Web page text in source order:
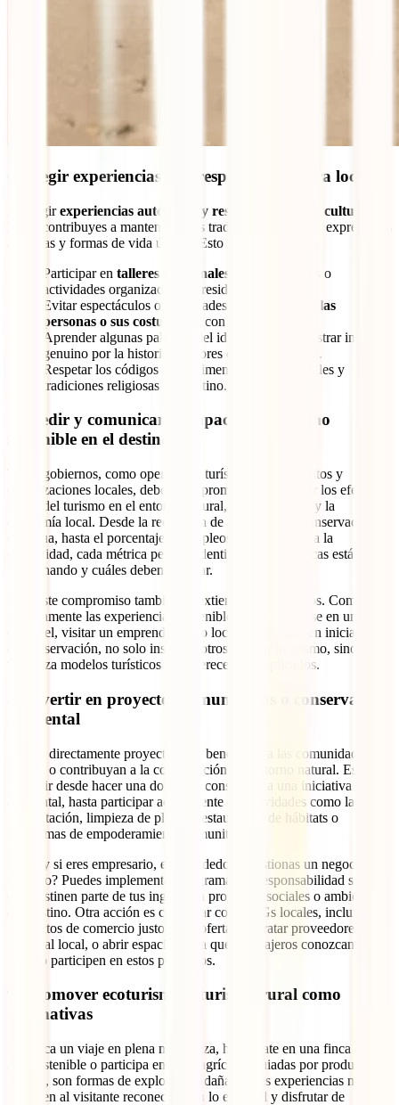
6. Elegir experiencias que respeten la cultura local
Al elegirexperiencias auténticas y respetuosas con la cultura
, contribuyes a mantener vivas tradiciones, lenguas, expresiones
artísticas y formas de vida únicas. Esto implica:
Participar en talleres artesanales
, rutas culturales o
actividades organizadas por residentes.
Evitar espectáculos o actividades que
exploten a las
personas o sus costumbres
con fines turísticos.
Aprender algunas palabras del idioma local y mostrar interés
genuino por la historia y valores de la comunidad.
Respetar los códigos de vestimenta, normas sociales y
tradiciones religiosas del destino.
7. Medir y comunicar el impacto del turismo
sostenible en el destino
Tanto gobiernos, como operadores turísticos, alojamientos y
organizaciones locales, deben comprometerse a evaluar los efectos
reales del turismo en el entorno natural, el tejido social y la
economía local. Desde la reducción de residuos o la conservación
del agua, hasta el porcentaje de empleos generados para la
comunidad, cada métrica permite identificar qué prácticas están
funcionando y cuáles deben mejorar.
Pero este compromiso también se extiende a los viajeros. Compartir
públicamente las experiencias sostenibles, como alojarse en un
ecohotel, visitar un emprendimiento local o participar en iniciativas
de conservación, no solo inspira a otros a hacer lo mismo, sino que
visibiliza modelos turísticos que merecen ser replicados.
8. Invertir en proyectos comunitarios o conservación
ambiental
Apoya directamente proyectos que beneficien a las comunidades
locales o contribuyan a la conservación del entorno natural. Esto
puede ir desde hacer una donación consciente a una iniciativa
ambiental, hasta participar activamente en actividades como la
reforestación, limpieza de playas, restauración de hábitats o
programas de empoderamiento comunitario.
Pero ¿y si eres empresario, emprendedor o gestionas un negocio
turístico? Puedes implementar programas de responsabilidad social
que destinen parte de tus ingresos a proyectos sociales o ambientales
del destino. Otra acción es colaborar con ONGs locales, incluir
productos de comercio justo en tu oferta, contratar proveedores y
personal local, o abrir espacios para que los viajeros conozcan e
incluso participen en estos proyectos.
9. Promover ecoturismo y turismo rural como
alternativas
Planifica un viaje en plena naturaleza, hospédate en una finca
autosostenible o participa en rutas agrícolas guiadas por productores
locales, son formas de explorar sin dañar. Estas experiencias no solo
permiten al visitante reconectar con lo esencial y disfrutar de